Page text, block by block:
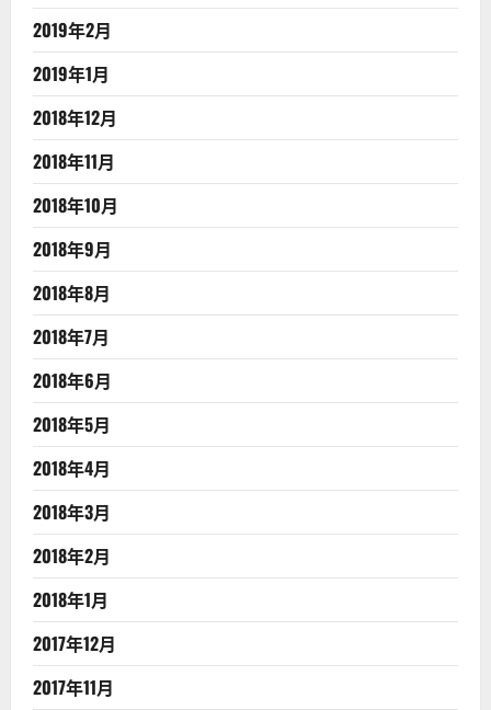
2019年2月
2019年1月
2018年12月
2018年11月
2018年10月
2018年9月
2018年8月
2018年7月
2018年6月
2018年5月
2018年4月
2018年3月
2018年2月
2018年1月
2017年12月
2017年11月